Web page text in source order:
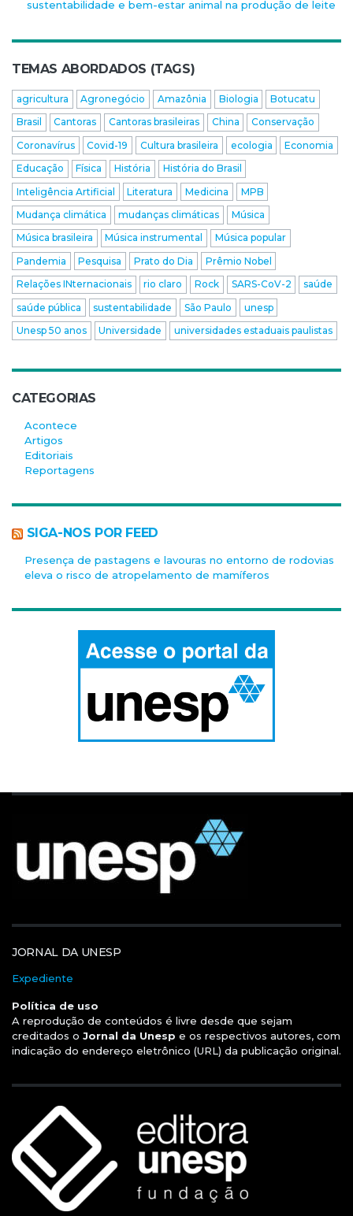
sustentabilidade e bem-estar animal na produção de leite
TEMAS ABORDADOS (TAGS)
agricultura Agronegócio Amazônia Biologia
Botucatu
Brasil
Cantoras Cantoras brasileiras China
Conservação
Coronavírus
Covid-19 Cultura brasileira ecologia
Economia
Educação
Física História
História do Brasil
Inteligência Artificial
Literatura Medicina
MPB
Mudança climática
mudanças climáticas
Música
Música brasileira
Música instrumental
Música popular
Pandemia
Pesquisa Prato do Dia
Prêmio Nobel
Relações INternacionais
rio claro Rock SARS-CoV-2
saúde
saúde pública
sustentabilidade São Paulo
unesp
Unesp 50 anos
Universidade universidades estaduais paulistas
CATEGORIAS
Acontece
Artigos
Editoriais
Reportagens
SIGA-NOS POR FEED
Presença de pastagens e lavouras no entorno de rodovias
eleva o risco de atropelamento de mamíferos
JORNAL DA UNESP
Expediente
Política de uso
A reprodução de conteúdos é livre desde que sejam
creditados o Jornal da Unesp e os respectivos autores, com
indicação do endereço eletrônico (URL) da publicação original.